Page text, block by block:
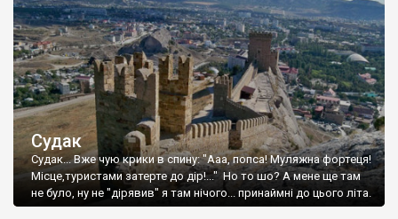
Судак
Судак... Вже чую крики в спину: "Ааа, попса! Муляжна фортеця!
Місце,туристами затерте до дір!..." Но то шо? А мене ще там
не було, ну не "дірявив" я там нічого... принаймні до цього літа.